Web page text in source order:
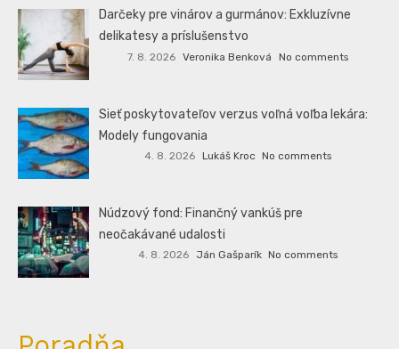
Darčeky pre vinárov a gurmánov: Exkluzívne
delikatesy a príslušenstvo
7. 8. 2026 Veronika Benková No comments
Sieť poskytovateľov verzus voľná voľba lekára:
Modely fungovania
4. 8. 2026 Lukáš Kroc No comments
Núdzový fond: Finančný vankúš pre
neočakávané udalosti
4. 8. 2026 Ján Gašparík No comments